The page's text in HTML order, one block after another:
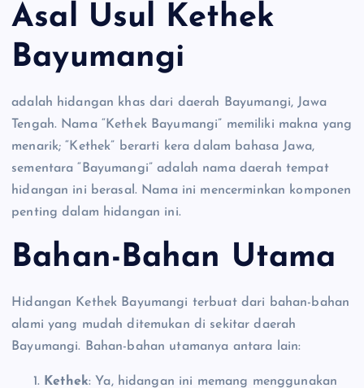
Asal Usul Kethek
Bayumangi
adalah hidangan khas dari daerah Bayumangi, Jawa
Tengah. Nama “Kethek Bayumangi” memiliki makna yang
menarik; “Kethek” berarti kera dalam bahasa Jawa,
sementara “Bayumangi” adalah nama daerah tempat
hidangan ini berasal. Nama ini mencerminkan komponen
penting dalam hidangan ini.
Bahan-Bahan Utama
Hidangan Kethek Bayumangi terbuat dari bahan-bahan
alami yang mudah ditemukan di sekitar daerah
Bayumangi. Bahan-bahan utamanya antara lain:
Kethek: Ya, hidangan ini memang menggunakan